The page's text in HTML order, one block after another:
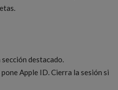
destacado.
Apple ID. Cierra la sesión si